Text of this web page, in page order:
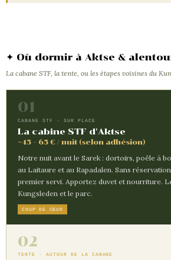
✦ Où dormir à Aktse &
La cabane STF, la tente, ou les étapes voisines du
01
CABANE STF · SUR PLACE
La cabine STF d'Aktse
~45 – 65 € / nuit (selon adhésion)
Notre nuit avant le Sarek : dortoirs, poêle à
au Laitaure et au Rapadalen. Sans
premier servi. Apportez duvet et nourriture.
Kungsleden et le parc.
COUP DE CŒUR
02
TENTE · AUTOUR DE LA CABANE